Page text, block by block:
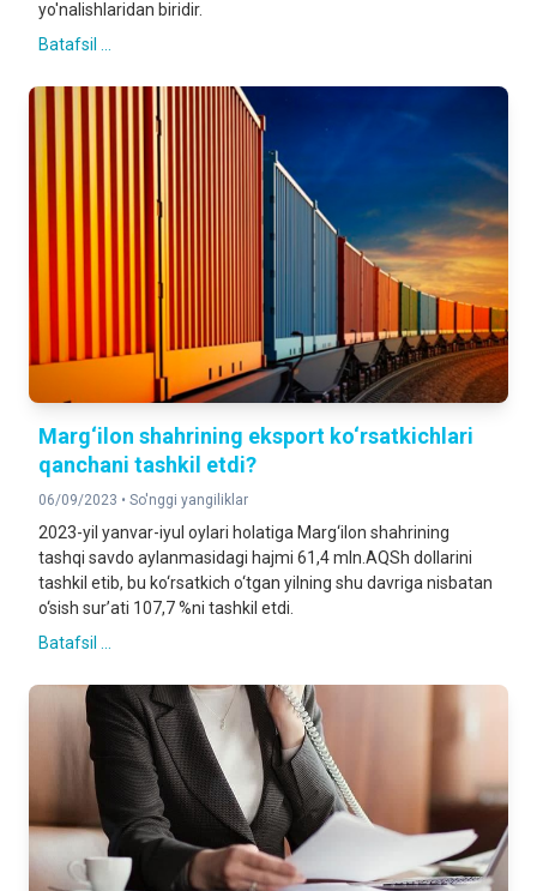
yo'nalishlaridan biridir.
Batafsil ...
Marg‘ilon shahrining eksport ko‘rsatkichlari
qanchani tashkil etdi?
06/09/2023 • So'nggi yangiliklar
2023-yil yanvar-iyul oylari holatiga Marg‘ilon shahrining
tashqi savdo aylanmasidagi hajmi 61,4 mln.AQSh dollarini
tashkil etib, bu ko‘rsatkich o‘tgan yilning shu davriga nisbatan
o‘sish sur’ati 107,7 %ni tashkil etdi.
Batafsil ...